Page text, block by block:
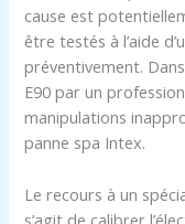
cause est
être testés à l’aide
préventivement.
E90 par un
manipulations
panne spa Intex.
Le recours à un
s’agit de calibrer